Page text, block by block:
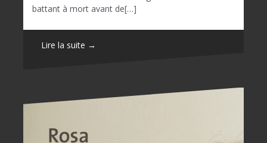
battant à mort avant de[…]
Lire la suite →